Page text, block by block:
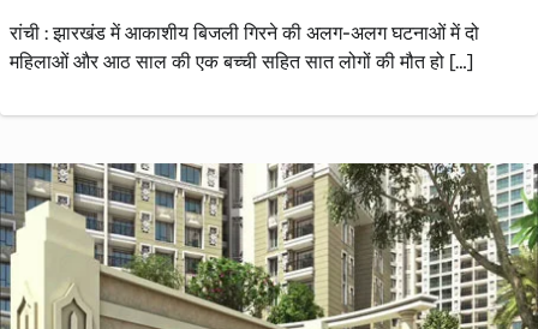
रांची : झारखंड में आकाशीय बिजली गिरने की अलग-अलग घटनाओं में दो
महिलाओं और आठ साल की एक बच्ची सहित सात लोगों की मौत हो […]